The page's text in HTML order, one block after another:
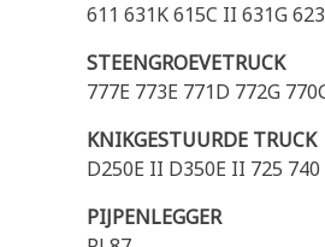
611 631K 615C II 631G
STEENGROEVETRUCK
777E 773E 771D 772G
KNIKGESTUURDE TRUCK
D250E II D350E II 725
PIJPENLEGGER